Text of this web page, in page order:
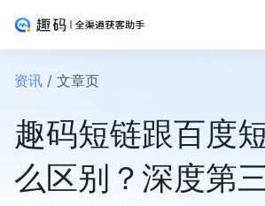
资讯 / 文章页
趣码短链跟百度
么区别？深度第